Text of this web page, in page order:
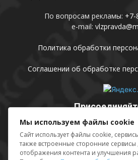
По вопросам рекламы: +7-
e-mail:
Политика обработки
Соглашении об обработке
Мы используем файлы cookie
Сайт использует файлы cookie,
также встроенные сторонние сервисы
отображения контента и улучшения